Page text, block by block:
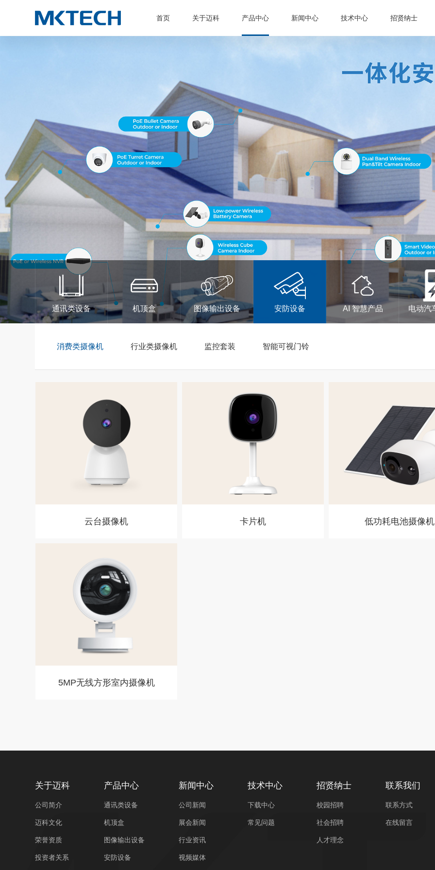
首页 关于迈科 产品中心 新闻中心 技术中心 招贤纳士
通讯类设备 机顶盒 图像输出设备 安防设备 AI 智慧产品 电动汽
消费类摄像机 行业类摄像机 监控套装 智能可视门铃
云台摄像机 卡片机 低功耗电池摄像机
5MP无线方形室内摄像机
关于迈科
公司简介
迈科文化
荣誉资质
投资者关系
产品中心
通讯类设备
机顶盒
图像输出设备
安防设备
新闻中心
公司新闻
展会新闻
行业资讯
视频媒体
技术中心
下载中心
常见问题
招贤纳士
校园招聘
社会招聘
人才理念
联系我们
联系方式
在线留言